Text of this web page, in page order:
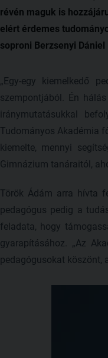
révén maguk is
elért érdemes
soproni Berzsenyi
„Egy-egy kiemelkedő
szempontjából. Én
iránymutatásukkal
Tudományos Akadémia
kiemelte, mennyi
Gimnázium tanáraitól,
Török Ádám arra hívta
pedagógus pedig a
feladata, hogy
gyarapításához. „Az
pedagógusokat köszönt,